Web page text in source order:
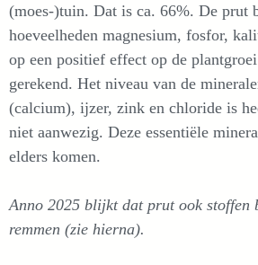
(moes-)tuin. Dat is ca. 66%. De prut
hoeveelheden magnesium, fosfor,
op een positief effect op de
gerekend. Het niveau van de
(calcium), ijzer, zink en chloride is
niet aanwezig. Deze essentiële
elders komen.
Anno 2025 blijkt dat prut ook stoffen
remmen (zie hierna).